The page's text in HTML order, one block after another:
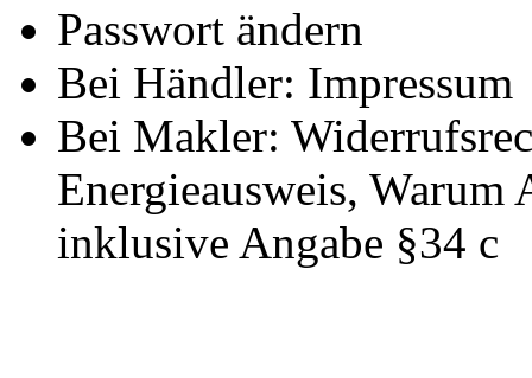
Passwort ändern
Bei Händler: Impressum
Bei Makler:
Energieausweis, Warum
inklusive Angabe §34 c